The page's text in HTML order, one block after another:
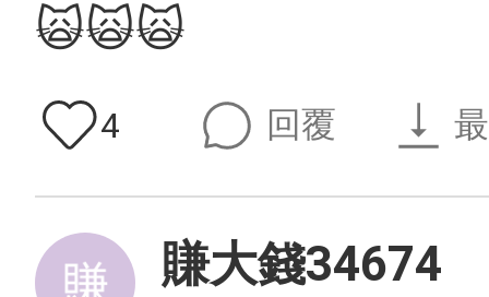
🙀🙀🙀
4 回覆
賺大錢34674